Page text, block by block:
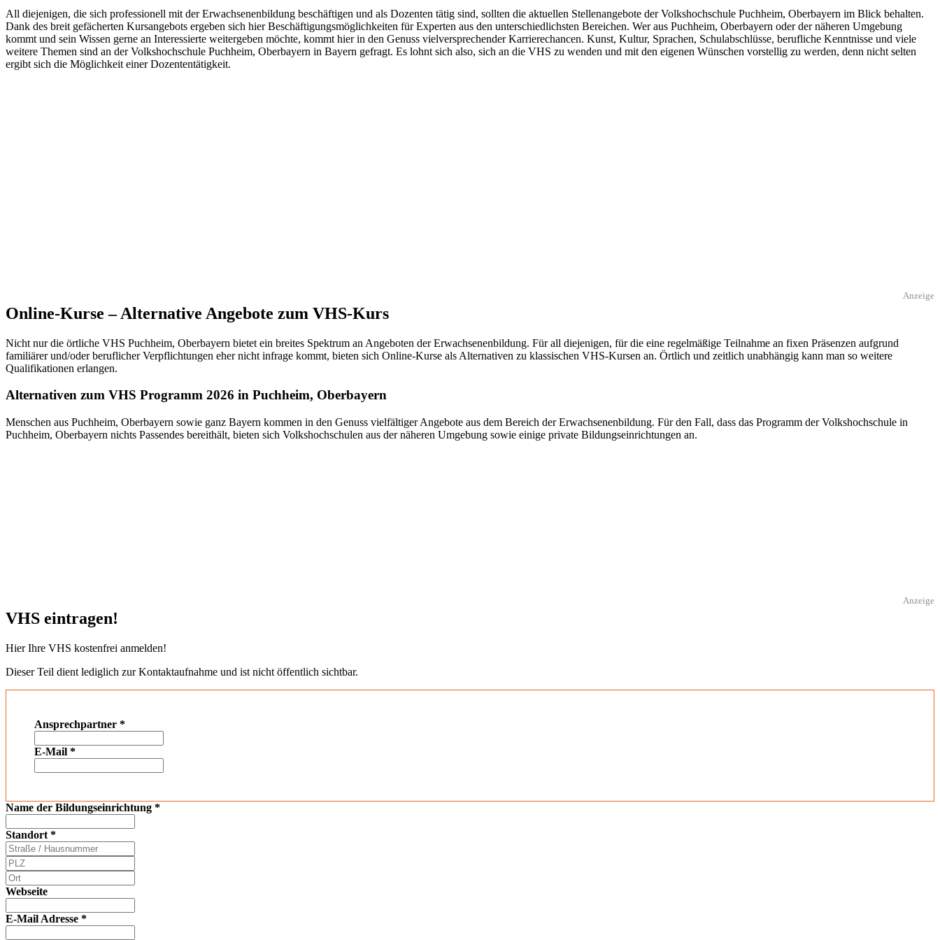
All diejenigen, die sich professionell mit der Erwachsenenbildung beschäftigen und als Dozenten tätig sind, sollten die aktuellen Stellenangebote der Volkshochschule Puchheim, Oberbayern im Blick behalten.
Dank des breit gefächerten Kursangebots ergeben sich hier Beschäftigungsmöglichkeiten für Experten aus den unterschiedlichsten Bereichen. Wer aus Puchheim, Oberbayern oder der näheren Umgebung
kommt und sein Wissen gerne an Interessierte weitergeben möchte, kommt hier in den Genuss vielversprechender Karrierechancen. Kunst, Kultur, Sprachen, Schulabschlüsse, berufliche Kenntnisse und viele
weitere Themen sind an der Volkshochschule Puchheim, Oberbayern in Bayern gefragt. Es lohnt sich also, sich an die VHS zu wenden und mit den eigenen Wünschen vorstellig zu werden, denn nicht selten
ergibt sich die Möglichkeit einer Dozententätigkeit.
Anzeige
Online-Kurse – Alternative Angebote zum VHS-Kurs
Nicht nur die örtliche VHS Puchheim, Oberbayern bietet ein breites Spektrum an Angeboten der Erwachsenenbildung. Für all diejenigen, für die eine regelmäßige Teilnahme an fixen Präsenzen aufgrund
familiärer und/oder beruflicher Verpflichtungen eher nicht infrage kommt, bieten sich Online-Kurse als Alternativen zu klassischen VHS-Kursen an. Örtlich und zeitlich unabhängig kann man so weitere
Qualifikationen erlangen.
Alternativen zum VHS Programm 2026 in Puchheim, Oberbayern
Menschen aus Puchheim, Oberbayern sowie ganz Bayern kommen in den Genuss vielfältiger Angebote aus dem Bereich der Erwachsenenbildung. Für den Fall, dass das Programm der Volkshochschule in
Puchheim, Oberbayern nichts Passendes bereithält, bieten sich Volkshochschulen aus der näheren Umgebung sowie einige private Bildungseinrichtungen an.
Anzeige
VHS eintragen!
Hier Ihre VHS kostenfrei anmelden!
Dieser Teil dient lediglich zur Kontaktaufnahme und ist nicht öffentlich sichtbar.
Ansprechpartner *
E-Mail *
Name der Bildungseinrichtung *
Standort *
Webseite
E-Mail Adresse *